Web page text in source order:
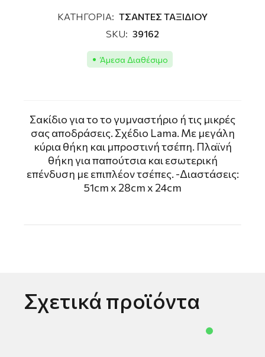
ΚΑΤΗΓΟΡΙΑ: ΤΣΑΝΤΕΣ ΤΑΞΙΔΙΟΥ
SKU: 39162
Άμεσα Διαθέσιμο
Σακίδιο για το το γυμναστήριο ή τις μικρές
σας αποδράσεις. Σχέδιο Lama. Με μεγάλη
κύρια θήκη και μπροστινή τσέπη. Πλαϊνή
θήκη για παπούτσια και εσωτερική
επένδυση με επιπλέον τσέπες. -Διαστάσεις:
51cm x 28cm x 24cm
Σχετικά προϊόντα